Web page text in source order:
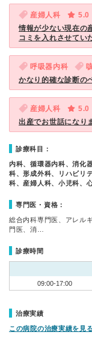
産婦人科
5.0
情報が少ない現在の
コミを入れさせてい
呼吸器内科
かなり的確な診断の
産婦人科
5.0
出産でお世話になり
診療科目：
内科、循環器内科、消化
科、形成外科、リハビリ
科、産婦人科、小児科、
専門医・資格：
総合内科専門医、アレル
門医、消…
診療時間
09:00-17:00
治療実績
この病院の治療実績を見る